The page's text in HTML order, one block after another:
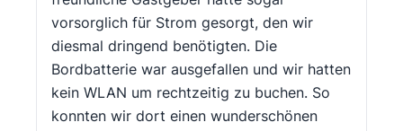
vorsorglich für Strom gesorgt, den wir
diesmal dringend benötigten. Die
Bordbatterie war ausgefallen und wir hatten
kein WLAN um rechtzeitig zu buchen. So
konnten wir dort einen wunderschönen